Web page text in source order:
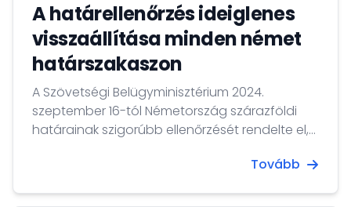
A határellenőrzés ideiglenes
visszaállítása minden német
határszakaszon
A Szövetségi Belügyminisztérium 2024.
szeptember 16-tól Németország szárazföldi
határainak szigorúbb ellenőrzését rendelte el,
határon ideiglenes határellenőrzést vezetnek
Tovább